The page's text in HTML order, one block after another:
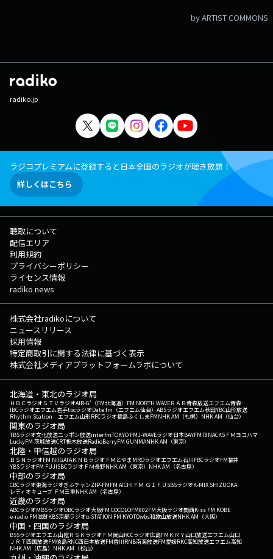
by ARTIST COMMONS
radiko.jp
ラジコプレミアムに登録すると日本全国のラジオが聴き放題！
詳しくはこちら
聴取について
配信エリア
利用規約
プライバシーポリシー
ライセンス情報
radiko news
株式会社radikoについて
ニュースリリース
採用情報
特定商取引に関する法律に基づく表示
株式会社メディアプラットフォームラボについて
北海道・東北のラジオ局
ＨＢＣラジオＳＴＶラジオAIR-G'（FM北海道） FM NORTH WAVEＲＡＢ青森放送エフエム青森
IBCラジオエフエム岩手tbcラジオDate fm（エフエム仙台） ABSラジオエフエム秋田YBC山形放送
Rhythm Station エフエム山形RFCラジオ福島ふくしまFMNHK AM（札幌） NHK AM（仙台）
関東のラジオ局
TBSラジオ文化放送ニッポン放送interfmTOKYO FMJ-WAVEラジオ日本BAYFM78NACK5 ＦＭヨコハマ
LuckyFM 茨城放送CRT栃木放送RadioBerryFM GUNMANHK AM（東京）
北陸・甲信越のラジオ局
ＢＳＮラジオFM NIIGATAＫＮＢラジオ ＦＭとやまMROラジオエフエム石川FBCラジオFM福井
YBSラジオFM FUJISBCラジオ ＦＭ長野NHK AM（東京） NHK AM（名古屋）
中部のラジオ局
CBCラジオ東海ラジオぎふチャンZIP-FMFM AICHI ＦＭ ＧＩＦＵ SBSラジオK-MIX SHIZUOKA
レディオキューブ ＦＭ三重NHK AM（名古屋）
近畿のラジオ局
ABCラジオMBSラジオOBCラジオ大阪FM COCOLOFM802FM大阪ラジオ関西Kiss FM KOBE
e-radio FM滋賀KBS京都ラジオα-STATION FM KYOTOwbs和歌山放送NHK AM（大阪）
中国・四国のラジオ局
BSSラジオエフエム山陰ＲＳＫラジオ ＦＭ岡山RCCラジオ広島FM ＫＲＹ山口放送エフエム山口
ＪＲＴ四国放送FM徳島RNC西日本放送FM香川RNB南海放送FM愛媛RKC高知放送エフエム高知
NHK AM（広島） NHK AM（松山）